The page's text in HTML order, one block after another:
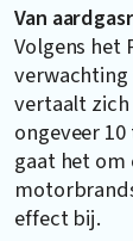
Van
Volgens het
verwachting
vertaalt
ongeveer
gaat het
effect bij.